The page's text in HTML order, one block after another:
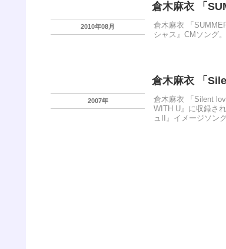
2010年08月
倉木麻衣 「
倉木麻衣 「
シャス』CMソング
2007年
倉木麻衣 「
倉木麻衣 「Silent
WITH U』に収録さ
ュII』イメージソン